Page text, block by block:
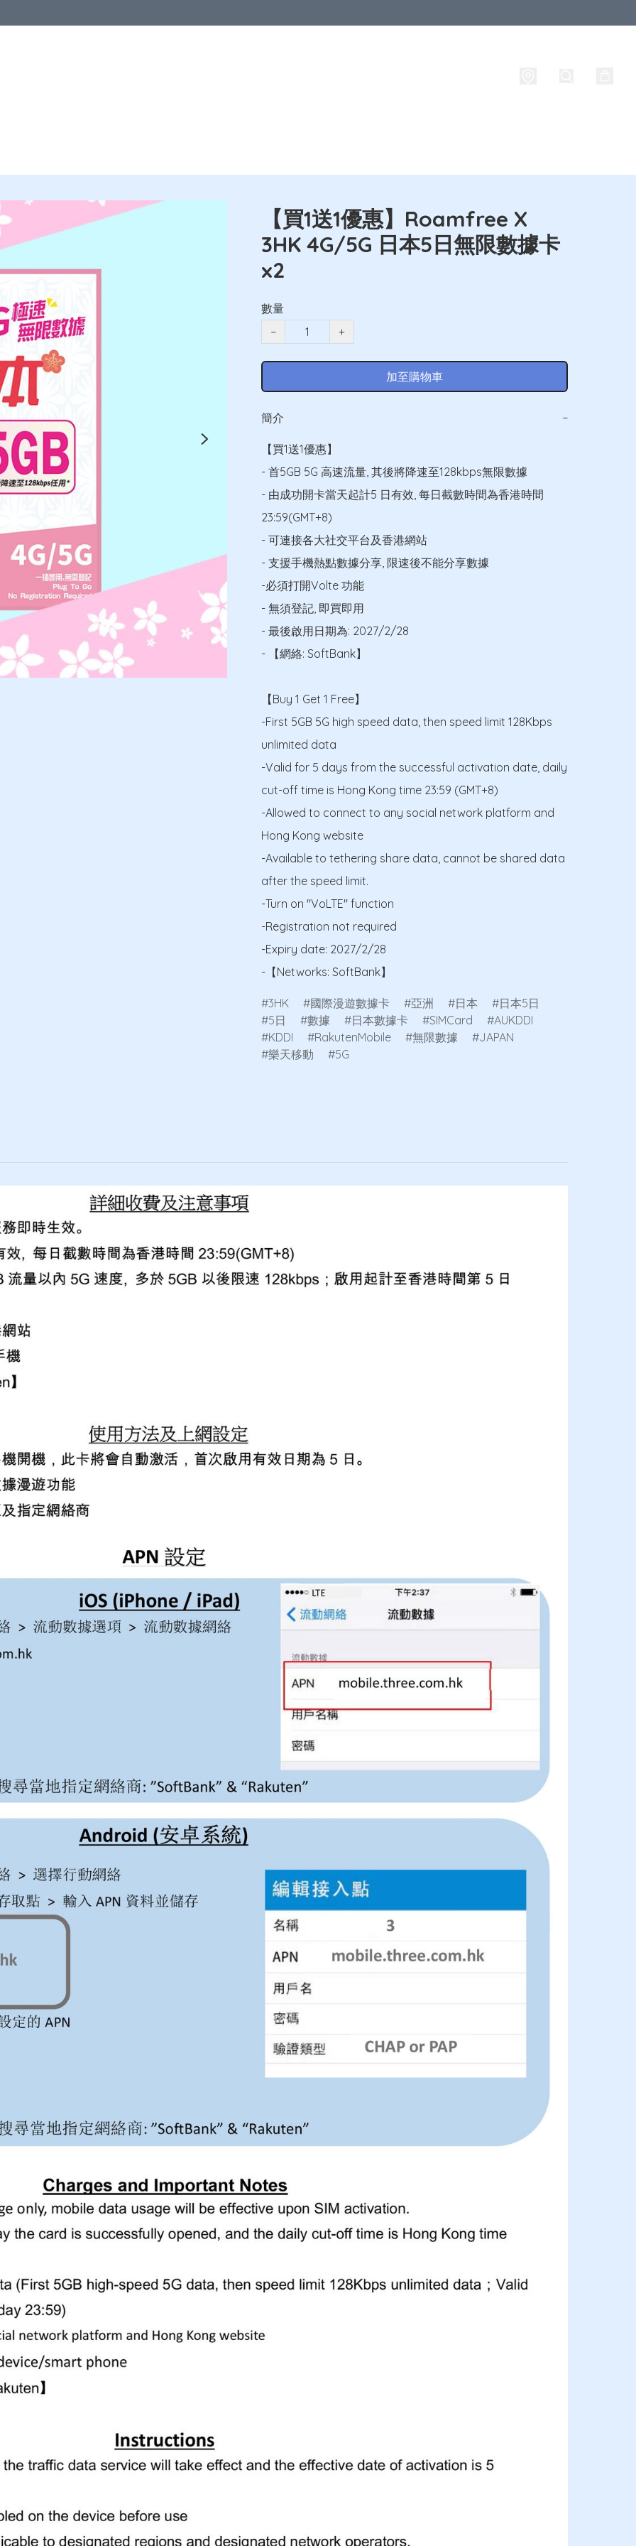
【買1送1優惠】Roamfree X
3HK 4G/5G 日本5日無限數據卡
x2
數量
−
+
加至購物車
簡介 −
【買1送1優惠】
- 首5GB 5G 高速流量, 其後將降速至128kbps無限數據
- 由成功開卡當天起計5 日有效, 每日截數時間為香港時間
23:59(GMT+8)
- 可連接各大社交平台及香港網站
- 支援手機熱點數據分享, 限速後不能分享數據
-必須打開Volte 功能
- 無須登記, 即買即用
- 最後啟用日期為: 2027/2/28
- 【網絡: SoftBank】
【Buy 1 Get 1 Free】
-First 5GB 5G high speed data, then speed limit 128Kbps
unlimited data
-Valid for 5 days from the successful activation date, daily
cut-off time is Hong Kong time 23:59 (GMT+8)
-Allowed to connect to any social network platform and
Hong Kong website
-Available to tethering share data, cannot be shared data
after the speed limit.
-Turn on "VoLTE" function
-Registration not required
-Expiry date: 2027/2/28
-【Networks: SoftBank】
3HK 國際漫遊數據卡 亞洲 日本
日本5日
5日
數據 日本數據卡 SIMCard
AUKDDI
KDDI
RakutenMobile 無限數據
JAPAN
樂天移動
5G